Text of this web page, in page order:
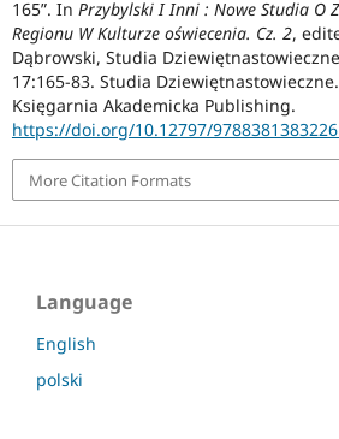
165”. In Przybylski I Inni : Nowe Studia O
Regionu W Kulturze oświecenia. Cz. 2,
Dąbrowski, Studia
17:165-83. Studia
Księgarnia Akademicka Publishing.
https://doi.org/10.12797/
More Citation Formats
Language
English
polski